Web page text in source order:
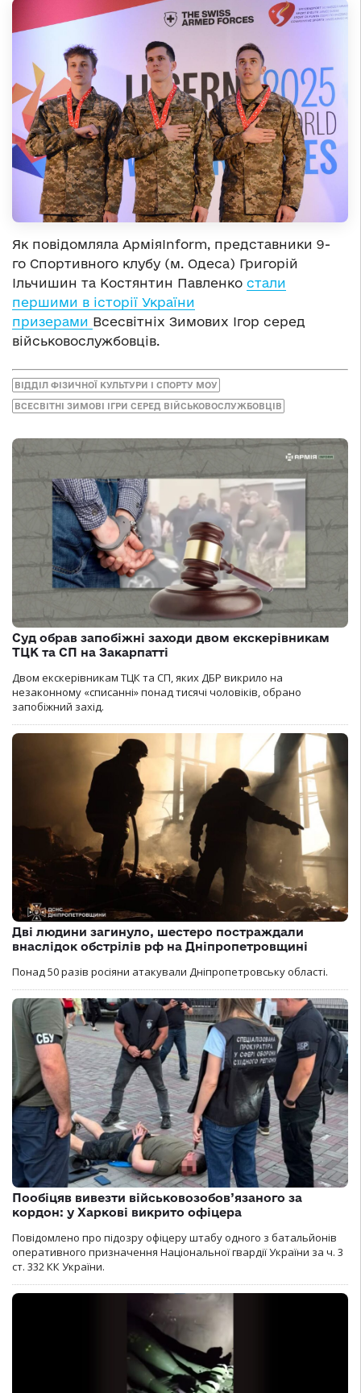
Як повідомляла АрміяInform, представники 9-
го Спортивного клубу (м. Одеса) Григорій
Ільчишин та Костянтин Павленко стали
першими в історії України
призерами Всесвітніх Зимових Ігор серед
військовослужбовців.
ВІДДІЛ ФІЗИЧНОЇ КУЛЬТУРИ І СПОРТУ МОУ
ВСЕСВІТНІ ЗИМОВІ ІГРИ СЕРЕД ВІЙСЬКОВОСЛУЖБОВЦІВ
Суд обрав запобіжні заходи двом екскерівникам
ТЦК та СП на Закарпатті
Двом екскерівникам ТЦК та СП, яких ДБР викрило на
незаконному «списанні» понад тисячі чоловіків, обрано
запобіжний захід.
Дві людини загинуло, шестеро постраждали
внаслідок обстрілів рф на Дніпропетровщині
Понад 50 разів росіяни атакували Дніпропетровську області.
Пообіцяв вивезти військовозобов’язаного за
кордон: у Харкові викрито офіцера
Повідомлено про підозру офіцеру штабу одного з батальйонів
оперативного призначення Національної гвардії України за ч. 3
ст. 332 КК України.